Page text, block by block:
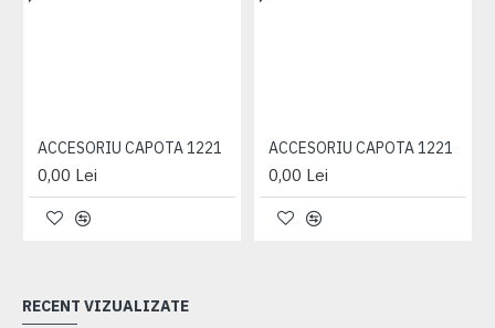
ACCESORIU CAPOTA 1221
0,00 Lei
ACCESORIU CAPOTA 1221
0,00 Lei
RECENT VIZUALIZATE